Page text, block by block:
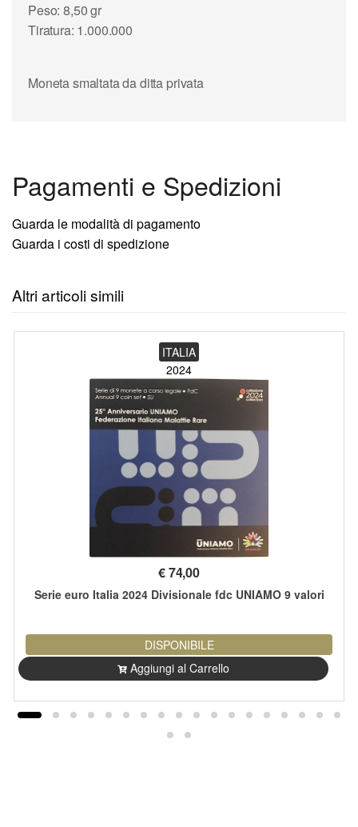
Peso: 8,50 gr
Tiratura: 1.000.000
Moneta smaltata da ditta privata
Pagamenti e Spedizioni
Guarda le modalità di pagamento
Guarda i costi di spedizione
Altri articoli simili
ITALIA
2024
€74,00
Serie euro Italia 2024 Divisionale fdc UNIAMO 9 valori
DISPONIBILE
Aggiungi al Carrello